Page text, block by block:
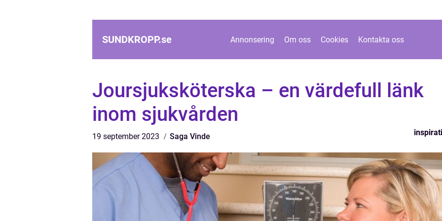
SUNDKROPP.se Annonsering Om oss Cookies Kontakta oss
Joursjuksköterska – en värdefull länk
inom sjukvården
19 september 2023 Saga Vinde